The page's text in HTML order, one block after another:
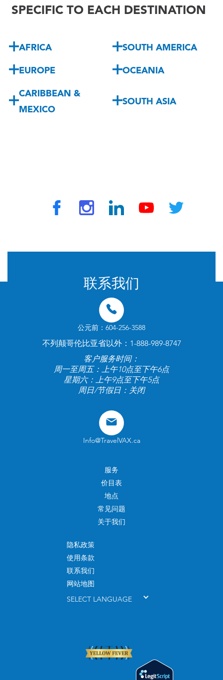
SPECIFIC TO EACH DESTINATION
AFRICA SOUTH AMERICA
EUROPE OCEANIA
CARIBBEAN &
MEXICO
SOUTH ASIA
联系我们
公元前：604-256-3588
不列颠哥伦比亚省以外：1-888-989-8747
客户服务时间：
周一至周五：上午10点至下午6点
星期六：上午9点至下午5点
周日/节假日：关闭
Info@TravelVAX.ca
服务
价目表
地点
常见问题
关于我们
隐私政策
使用条款
联系我们
网站地图
SELECT LANGUAGE